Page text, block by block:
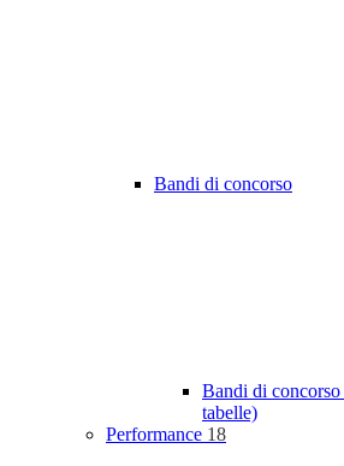
Bandi di concorso
Bandi di
tabelle)
Performance 18